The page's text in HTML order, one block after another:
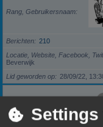
Rang, Gebruikersnaam
Berichten
210
Locatie, Website, Facebook,
Beverwijk
Lid geworden op
28/09/22,
Rang, Gebruikersnaam
Settings